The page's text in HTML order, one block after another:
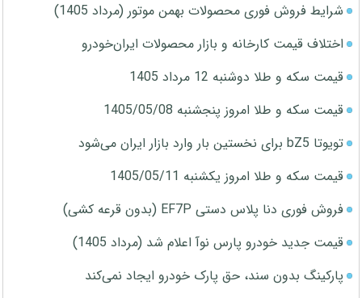
شرایط فروش فوری محصولات بهمن موتور (مرداد 1405)
اختلاف قیمت کارخانه و بازار محصولات ایران‌خودرو
قیمت سکه و طلا دوشنبه 12 مرداد 1405
قیمت سکه و طلا امروز پنجشنبه 1405/05/08
تویوتا bZ5 برای نخستین بار وارد بازار ایران می‌شود
قیمت سکه و طلا امروز یکشنبه 1405/05/11
فروش فوری دنا پلاس دستی EF7P (بدون قرعه کشی)
قیمت جدید خودرو پارس نوآ اعلام شد (مرداد 1405)
پارکینگ بدون سند، حق پارک خودرو ایجاد نمی‌کند